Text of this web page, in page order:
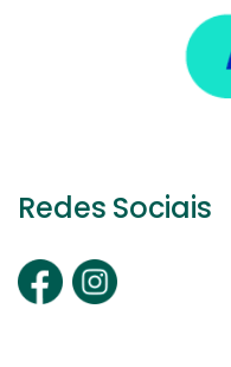
Redes Sociais